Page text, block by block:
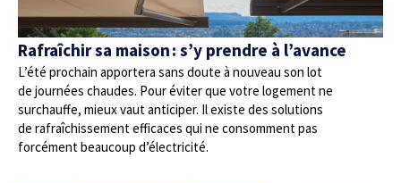
Rafraîchir sa maison : s’y prendre à l’avance
L’été prochain apportera sans doute à nouveau son lot
de journées chaudes. Pour éviter que votre logement ne
surchauffe, mieux vaut anticiper. Il existe des solutions
de rafraîchissement efficaces qui ne consomment pas
forcément beaucoup d’électricité.